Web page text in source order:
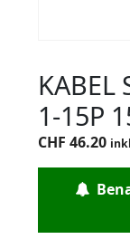
KABEL
1-15P
CHF 46.20